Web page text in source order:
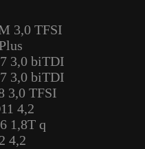
3,0 TFSI
3,0 biTDI
3,0 biTDI
3,0 TFSI
4,2
1,8T q
4,2